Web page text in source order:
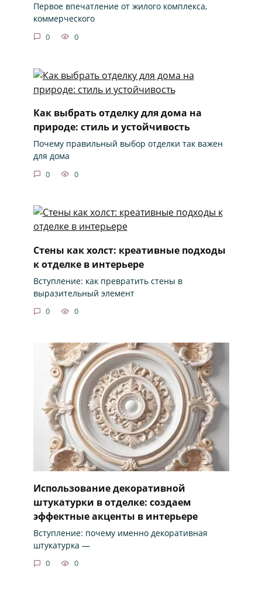
Первое впечатление от жилого комплекса,
коммерческого
0 0
Как выбрать отделку для дома на
природе: стиль и устойчивость
Почему правильный выбор отделки так важен
для дома
0 0
Стены как холст: креативные подходы
к отделке в интерьере
Вступление: как превратить стены в
выразительный элемент
0 0
Использование декоративной
штукатурки в отделке: создаем
эффектные акценты в интерьере
Вступление: почему именно декоративная
штукатурка —
0 0